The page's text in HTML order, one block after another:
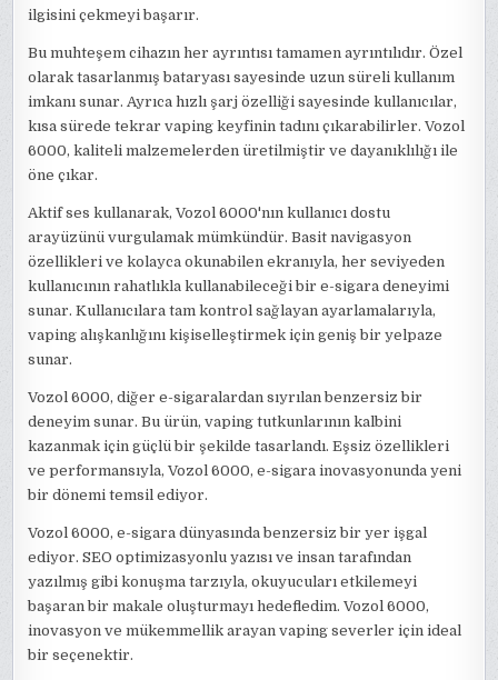
ilgisini çekmeyi başarır.
Bu muhteşem cihazın her ayrıntısı tamamen ayrıntılıdır. Özel
olarak tasarlanmış bataryası sayesinde uzun süreli kullanım
imkanı sunar. Ayrıca hızlı şarj özelliği sayesinde kullanıcılar,
kısa sürede tekrar vaping keyfinin tadını çıkarabilirler. Vozol
6000, kaliteli malzemelerden üretilmiştir ve dayanıklılığı ile
öne çıkar.
Aktif ses kullanarak, Vozol 6000'nın kullanıcı dostu
arayüzünü vurgulamak mümkündür. Basit navigasyon
özellikleri ve kolayca okunabilen ekranıyla, her seviyeden
kullanıcının rahatlıkla kullanabileceği bir e-sigara deneyimi
sunar. Kullanıcılara tam kontrol sağlayan ayarlamalarıyla,
vaping alışkanlığını kişiselleştirmek için geniş bir yelpaze
sunar.
Vozol 6000, diğer e-sigaralardan sıyrılan benzersiz bir
deneyim sunar. Bu ürün, vaping tutkunlarının kalbini
kazanmak için güçlü bir şekilde tasarlandı. Eşsiz özellikleri
ve performansıyla, Vozol 6000, e-sigara inovasyonunda yeni
bir dönemi temsil ediyor.
Vozol 6000, e-sigara dünyasında benzersiz bir yer işgal
ediyor. SEO optimizasyonlu yazısı ve insan tarafından
yazılmış gibi konuşma tarzıyla, okuyucuları etkilemeyi
başaran bir makale oluşturmayı hedefledim. Vozol 6000,
inovasyon ve mükemmellik arayan vaping severler için ideal
bir seçenektir.